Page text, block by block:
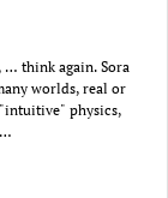
… think again. Sora
worlds, real or
physics,